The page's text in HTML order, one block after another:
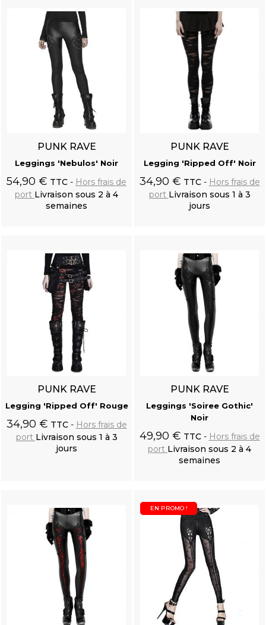
PUNK RAVE
Leggings 'Nebulos' Noir
54,90 € TTC
Hors frais de
port Livraison sous 2 à 4
semaines
PUNK RAVE
Legging 'Ripped Off' Noir
34,90 € TTC
Hors frais de
port Livraison sous 1 à 3
jours
PUNK RAVE
Legging 'Ripped Off' Rouge
34,90 € TTC
Hors frais de
port Livraison sous 1 à 3
jours
PUNK RAVE
Leggings 'Soiree Gothic'
Noir
49,90 € TTC
Hors frais de
port Livraison sous 2 à 4
semaines
EN PROMO !